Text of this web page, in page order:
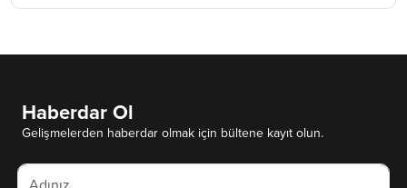
Haberdar Ol
Gelişmelerden haberdar olmak için bültene kayıt olun.